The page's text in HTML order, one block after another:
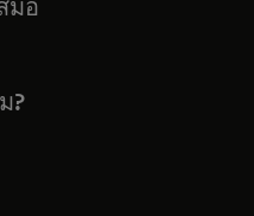
มอ
?